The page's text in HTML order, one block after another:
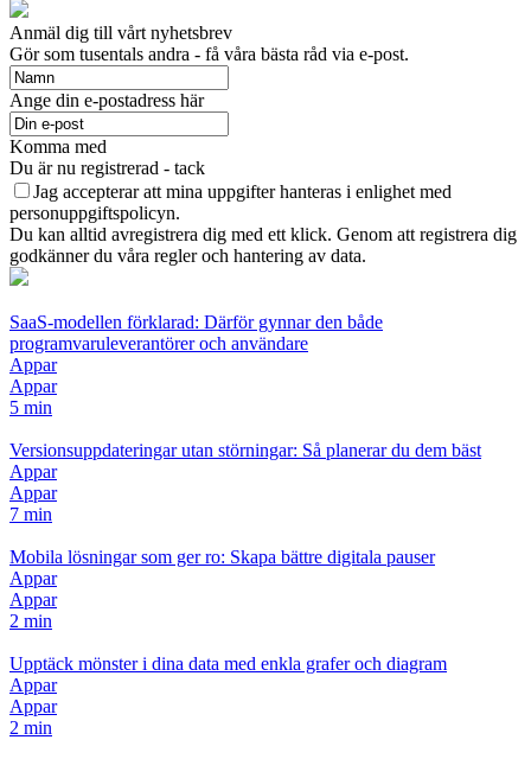
Anmäl dig till vårt nyhetsbrev
Gör som tusentals andra - få våra bästa råd via e-post.
Ange din e-postadress här
Komma med
Du är nu registrerad - tack
Jag accepterar att mina uppgifter hanteras i enlighet med
personuppgiftspolicyn.
Du kan alltid avregistrera dig med ett klick. Genom att registrera dig
godkänner du våra regler och hantering av data.
SaaS-modellen förklarad: Därför gynnar den både
programvaruleverantörer och användare
Appar
Appar
5 min
Versionsuppdateringar utan störningar: Så planerar du dem bäst
Appar
Appar
7 min
Mobila lösningar som ger ro: Skapa bättre digitala pauser
Appar
Appar
2 min
Upptäck mönster i dina data med enkla grafer och diagram
Appar
Appar
2 min